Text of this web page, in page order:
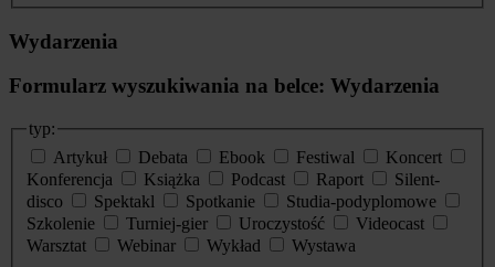
Wydarzenia
Formularz wyszukiwania na belce: Wydarzenia
typ:
Artykuł
Debata Ebook Festiwal
Koncert
Konferencja
Książka Podcast Raport
Silent-
disco
Spektakl Spotkanie
Studia-podyplomowe
Szkolenie
Turniej-gier Uroczystość
Videocast
Warsztat
Webinar Wykład
Wystawa